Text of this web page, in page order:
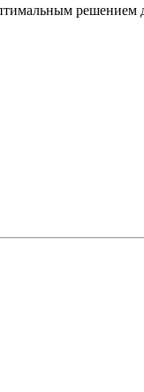
решением